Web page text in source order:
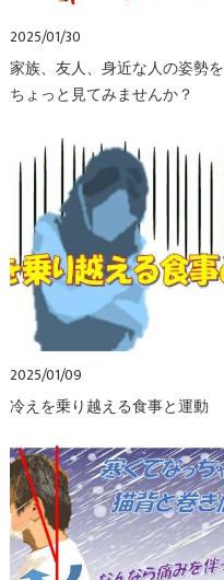
2025/01/30
家族、友人、身近な人の姿勢を
ちょっと見てみませんか？
2025/01/09
冷えを乗り越える食事と運動